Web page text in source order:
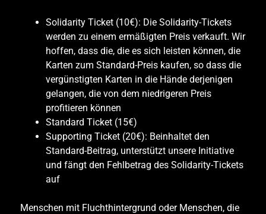
Solidarity Ticket (10€): Die Solidarity-Tickets
werden zu einem ermäßigten Preis verkauft. Wir
hoffen, dass die, die es sich leisten können, die
Karten zum Standard-Preis kaufen, so dass die
vergünstigten Karten in die Hände derjenigen
gelangen, die von dem niedrigeren Preis
profitieren können
Standard Ticket (15€)
Supporting Ticket (20€): Beinhaltet den
Standard-Beitrag, unterstützt unsere Initiative
und fängt den Fehlbetrag des Solidarity-Tickets
auf
Menschen mit Fluchthintergrund oder Menschen, die